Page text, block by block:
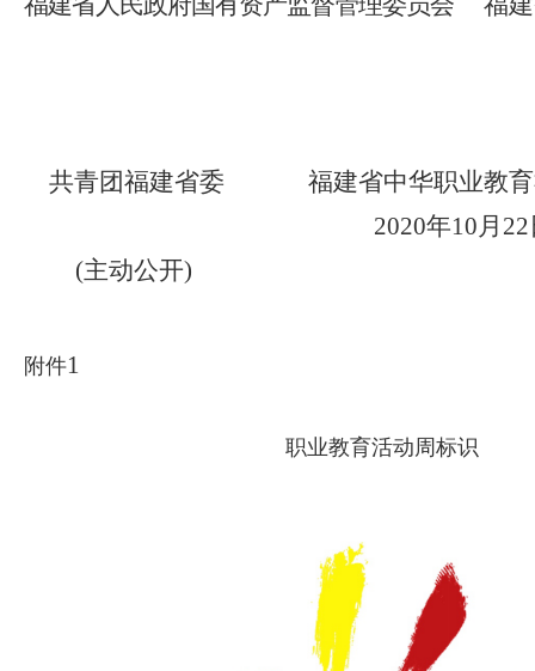
共青团福建省委
福建省中华职业教
2020年10月
(主动公开)
附件1
职业教育活动周标识